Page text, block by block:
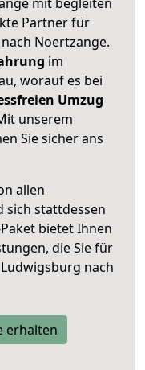
Partner für
Noertzange.
im
worauf es bei
Umzug
unserem
Sie sicher ans
allen
sich stattdessen
bietet Ihnen
die Sie für
nach
erhalten